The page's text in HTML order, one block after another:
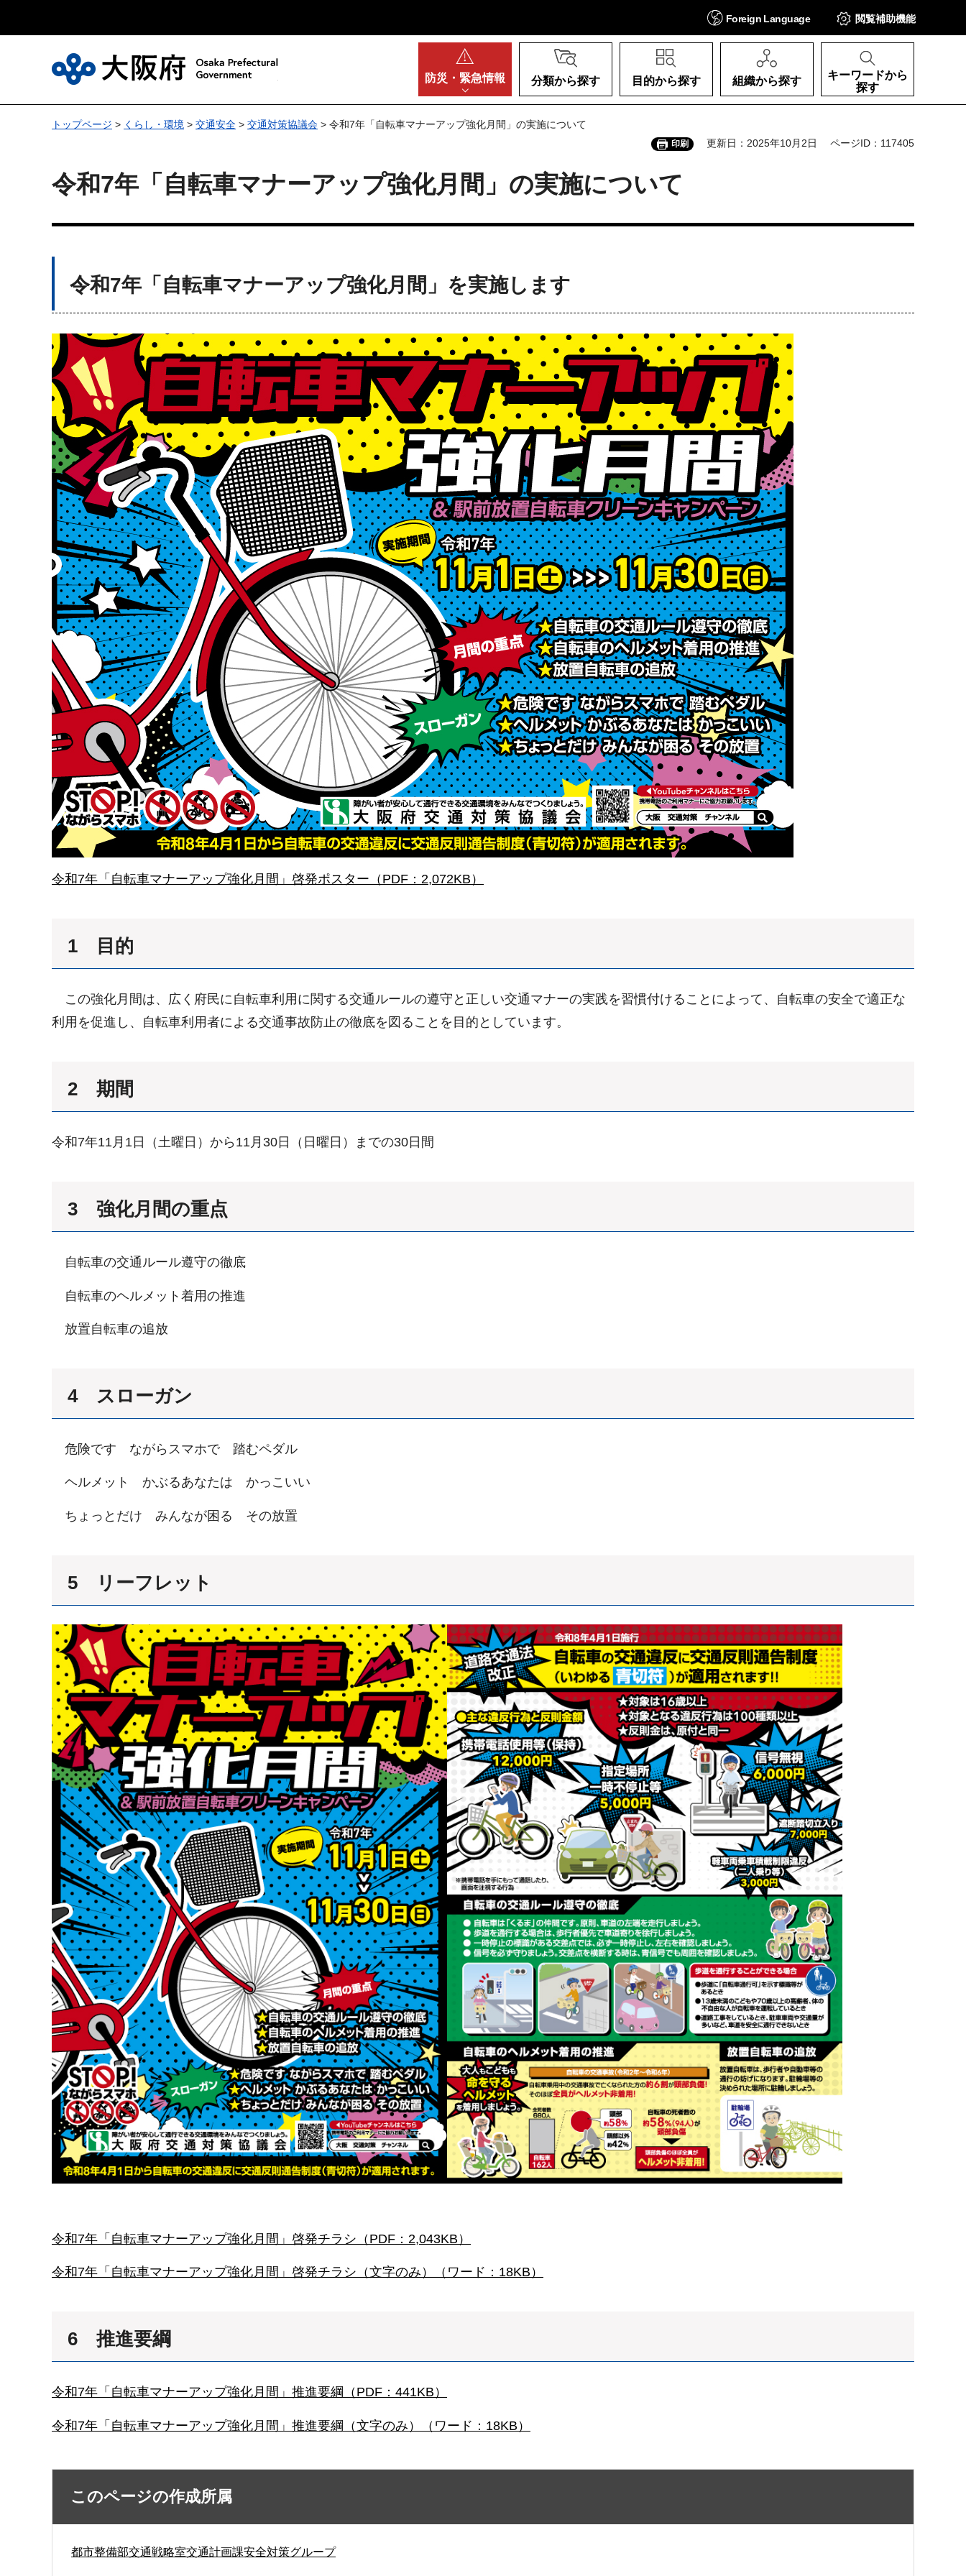
Foreign Language 閲覧補助機能
防災・ 緊急情報 分類から探す 目的から探す 組織から探す
キーワードから
探す
トップページ > くらし・環境 > 交通安全 > 交通対策協議会 > 令和7年「自転車マナーアップ強化月間」の実施について
印刷 更新日：2025年10月2日 ページID：117405
令和7年「自転車マナーアップ強化月間」の実施について
令和7年「自転車マナーアップ強化月間」を実施します
令和7年「自転車マナーアップ強化月間」啓発ポスター（PDF：2,072KB）
1 目的
この強化月間は、広く府民に自転車利用に関する交通ルールの遵守と正しい交通マナーの実践を習慣付けることによって、自転車の安全で適正な
利用を促進し、自転車利用者による交通事故防止の徹底を図ることを目的としています。
2 期間
令和7年11月1日（土曜日）から11月30日（日曜日）までの30日間
3 強化月間の重点
自転車の交通ルール遵守の徹底
自転車のヘルメット着用の推進
放置自転車の追放
4 スローガン
危険です ながらスマホで 踏むペダル
ヘルメット かぶるあなたは かっこいい
ちょっとだけ みんなが困る その放置
5 リーフレット
令和7年「自転車マナーアップ強化月間」啓発チラシ（PDF：2,043KB）
令和7年「自転車マナーアップ強化月間」啓発チラシ（文字のみ）（ワード：18KB）
6 推進要綱
令和7年「自転車マナーアップ強化月間」推進要綱（PDF：441KB）
令和7年「自転車マナーアップ強化月間」推進要綱（文字のみ）（ワード：18KB）
このページの作成所属
都市整備部交通戦略室交通計画課安全対策グループ